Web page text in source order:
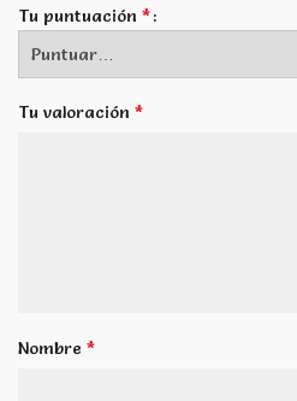
Tu puntuación *
Tu valoración *
Nombre *